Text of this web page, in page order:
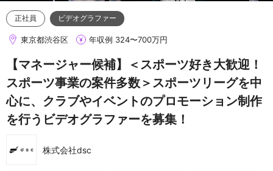
正社員 ビデオグラファー
東京都渋谷区 年収例 324〜700万円
【マネージャー候補】＜スポーツ好き大歓迎！
スポーツ事業の案件多数＞スポーツリーグを中
心に、クラブやイベントのプロモーション制作
を行うビデオグラファーを募集！
株式会社dsc